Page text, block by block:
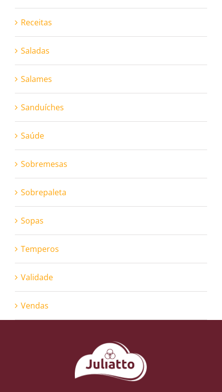
Receitas
Saladas
Salames
Sanduíches
Saúde
Sobremesas
Sobrepaleta
Sopas
Temperos
Validade
Vendas